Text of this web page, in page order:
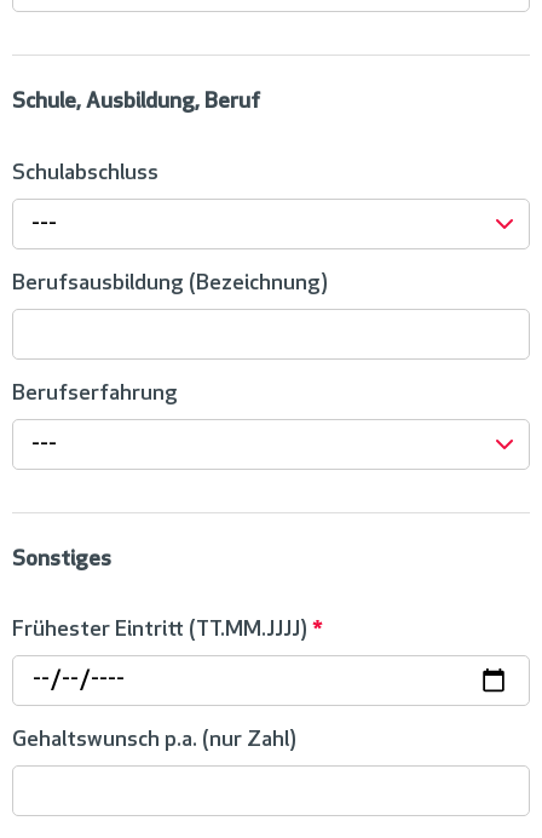
Schule, Ausbildung, Beruf
Schulabschluss
---
Berufsausbildung (Bezeichnung)
Berufserfahrung
---
Sonstiges
Frühester Eintritt (TT.MM.JJJJ) *
Gehaltswunsch p.a. (nur Zahl)